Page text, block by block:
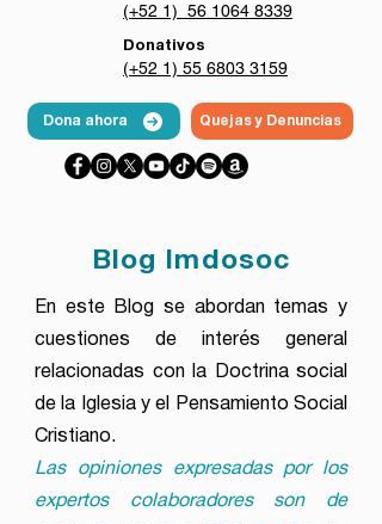
(+52 1) 56 1064 8339
Donativos
(+52 1) 55 6803 3159
Dona ahora Quejas y Denuncias
Blog Imdosoc
En este Blog se abordan temas y
cuestiones de interés general
relacionadas con la Doctrina social
de la Iglesia y el Pensamiento Social
Cristiano.
Las opiniones expresadas por los
expertos colaboradores son de